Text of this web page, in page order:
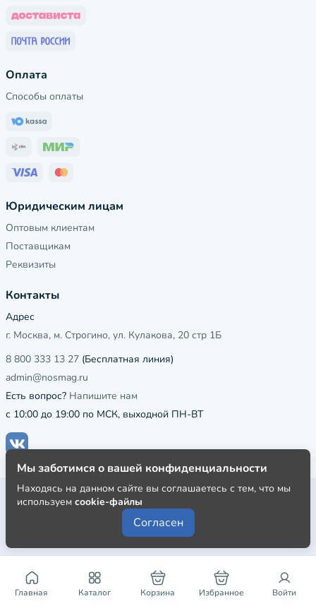
Главная Каталог Корзина Избранное Войти
Оплата
Способы оплаты
Юридическим лицам
Оптовым клиентам
Поставщикам
Реквизиты
Контакты
Адрес
г. Москва, м. Строгино, ул. Кулакова, 20 стр 1Б
8 800 333 13 27 (Бесплатная линия)
admin@nosmag.ru
Есть вопрос? Напишите нам
с 10:00 до 19:00 по МСК, выходной ПН-ВТ
Публичная оферта
Пользовательское соглашение
Политика конфиденциальности
Мы заботимся о вашей конфиденциальности
Находясь на данном сайте вы соглашаетесь с тем, что мы
используем cookie-файлы
Согласен